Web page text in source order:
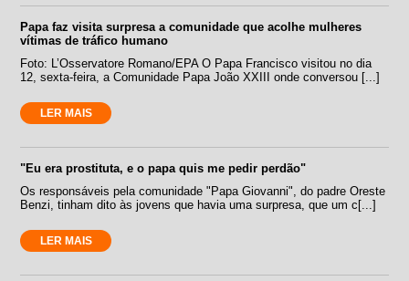
Papa faz visita surpresa a comunidade que acolhe mulheres
vítimas de tráfico humano
Foto: L’Osservatore Romano/EPA O Papa Francisco visitou no dia
12, sexta-feira, a Comunidade Papa João XXIII onde conversou [...]
LER MAIS
"Eu era prostituta, e o papa quis me pedir perdão"
Os responsáveis pela comunidade "Papa Giovanni", do padre Oreste
Benzi, tinham dito às jovens que havia uma surpresa, que um c[...]
LER MAIS